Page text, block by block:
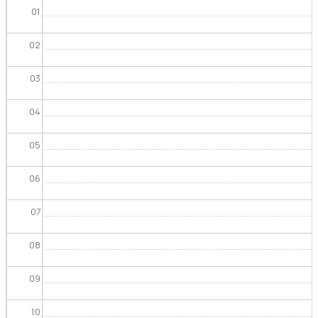
01
02
03
04
05
06
07
08
09
10